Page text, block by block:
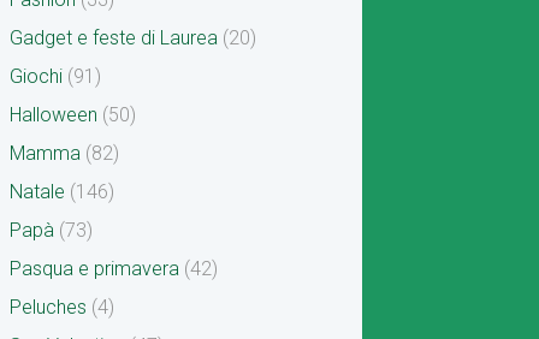
Gadget e feste di Laurea (20)
Giochi (91)
Halloween (50)
Mamma (82)
Natale (146)
Papà (73)
Pasqua e primavera (42)
Peluches (4)